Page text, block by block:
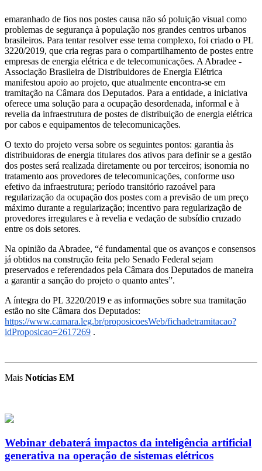
emaranhado de fios nos postes causa não só poluição visual como
problemas de segurança à população nos grandes centros urbanos
brasileiros. Para tentar resolver esse tema complexo, foi criado o PL
3220/2019, que cria regras para o compartilhamento de postes entre
empresas de energia elétrica e de telecomunicações. A Abradee -
Associação Brasileira de Distribuidores de Energia Elétrica
manifestou apoio ao projeto, que atualmente encontra-se em
tramitação na Câmara dos Deputados. Para a entidade, a iniciativa
oferece uma solução para a ocupação desordenada, informal e à
revelia da infraestrutura de postes de distribuição de energia elétrica
por cabos e equipamentos de telecomunicações.
O texto do projeto versa sobre os seguintes pontos: garantia às
distribuidoras de energia titulares dos ativos para definir se a gestão
dos postes será realizada diretamente ou por terceiros; isonomia no
tratamento aos provedores de telecomunicações, conforme uso
efetivo da infraestrutura; período transitório razoável para
regularização da ocupação dos postes com a previsão de um preço
máximo durante a regularização; incentivo para regularização de
provedores irregulares e à revelia e vedação de subsídio cruzado
entre os dois setores.
Na opinião da Abradee, “é fundamental que os avanços e consensos
já obtidos na construção feita pelo Senado Federal sejam
preservados e referendados pela Câmara dos Deputados de maneira
a garantir a sanção do projeto o quanto antes”.
A íntegra do PL 3220/2019 e as informações sobre sua tramitação
estão no site Câmara dos Deputados:
https://www.camara.leg.br/proposicoesWeb/fichadetramitacao?
idProposicao=2617269 .
Mais Notícias EM
Webinar debaterá impactos da inteligência artificial
generativa na operação de sistemas elétricos